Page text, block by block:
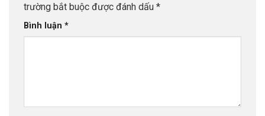
trường bắt buộc được đánh dấu *
Bình luận *